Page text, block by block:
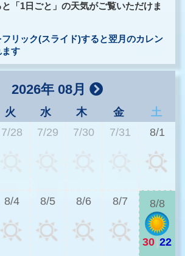
「1日ごと」の天気がご覧いただけま
リック(スライド)すると翌月のカレン
ます
2026年 08月
火 水 木 金
土
7/28 7/29 7/30 7/31 8/1
8/4 8/5 8/6 8/7 8/8
30 22